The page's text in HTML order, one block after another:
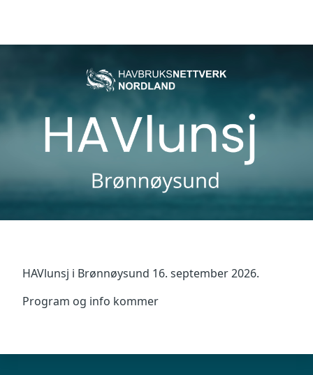
HAVlunsj i Brønnøysund 16. september 2026.
Program og info kommer